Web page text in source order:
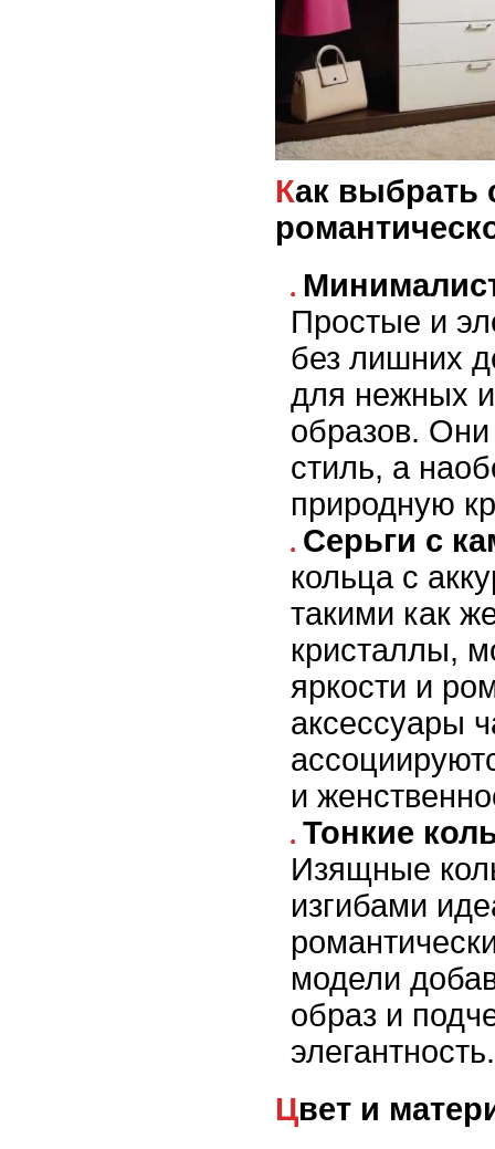
Как выбрать серьги-кольца для
Простые и
без лишних
для нежных
образов.
стиль, а
природную
Серьги с
кольца с
такими как
кристаллы,
яркости и
аксессуары
и
Тонкие
Изящные
изгибами
модели
образ и
элегантность.
Цвет и